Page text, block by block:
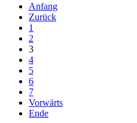
Anfang
Zurück
1
2
3
4
5
6
7
Vorwärts
Ende